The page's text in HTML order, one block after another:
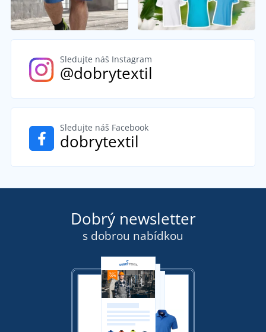
Sledujte náš Instagram
@dobrytextil
Sledujte náš Facebook
dobrytextil
Dobrý newsletter
s dobrou nabídkou